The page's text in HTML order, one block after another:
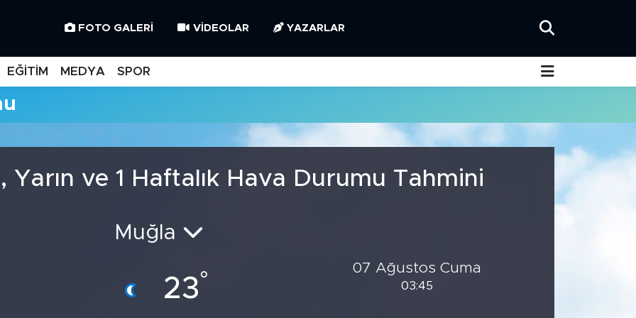
FOTO GALERI VIDEOLAR YAZARLAR
EĞİTİM MEDYA SPOR
Yarın ve 1 Haftalık Hava Durumu Tahmini
Muğla
23°
07 Ağustos Cuma
03:45